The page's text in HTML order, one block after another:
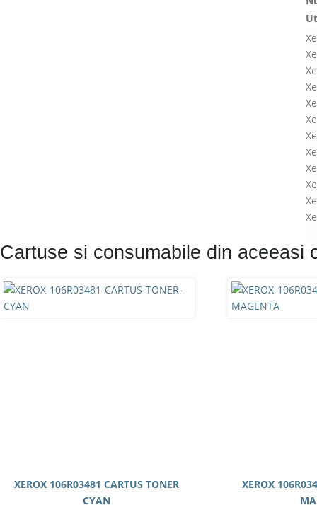
Cartuse si consumabile din aceeasi
XEROX 106R03481 CARTUS TONER
CYAN
XEROX